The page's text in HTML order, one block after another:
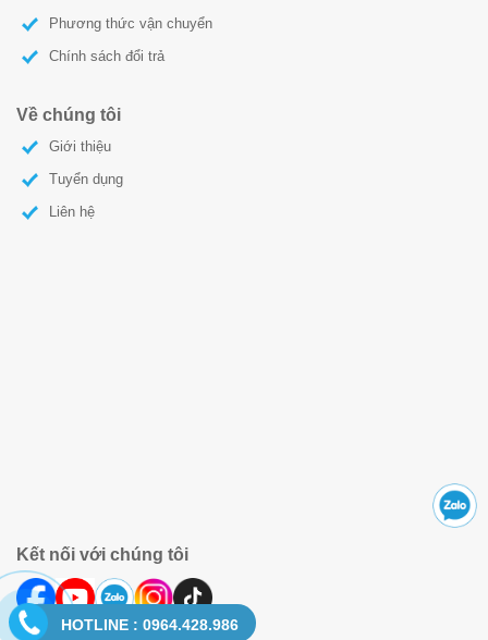
Phương thức vận chuyển
Chính sách đổi trả
Về chúng tôi
Giới thiệu
Tuyển dụng
Liên hệ
Kết nối với chúng tôi